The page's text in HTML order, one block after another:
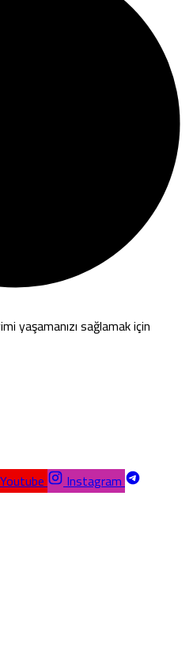
yaşamanızı sağlamak için
Youtube
Instagram